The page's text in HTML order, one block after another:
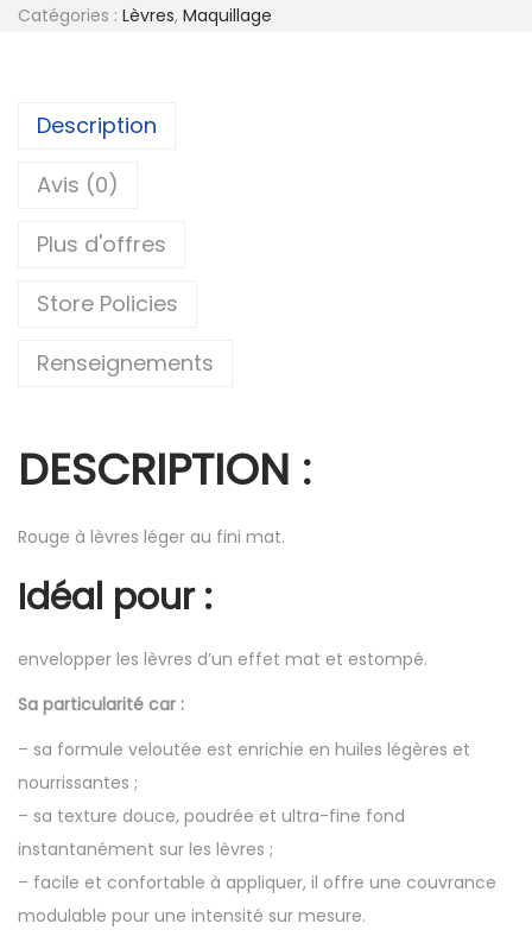
Catégories : Lèvres, Maquillage
Description
Avis (0)
Plus d'offres
Store Policies
Renseignements
DESCRIPTION :
Rouge à lèvres léger au fini mat.
Idéal pour :
envelopper les lèvres d’un effet mat et estompé.
Sa particularité car :
– sa formule veloutée est enrichie en huiles légères et
nourrissantes ;
– sa texture douce, poudrée et ultra-fine fond
instantanément sur les lèvres ;
– facile et confortable à appliquer, il offre une couvrance
modulable pour une intensité sur mesure.